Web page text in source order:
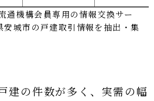
通機構会員専用の情報交換サー
安城市の戸建取引情報を抽出・集
建の件数が多く、実需の幅